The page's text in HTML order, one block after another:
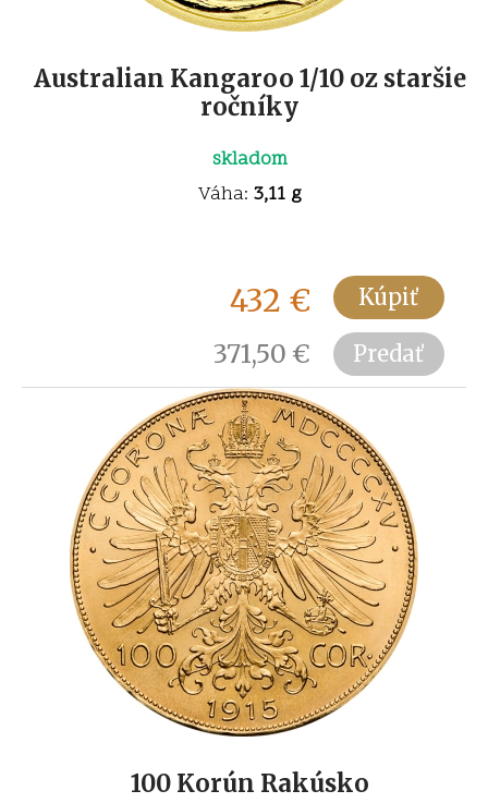
Australian Kangaroo 1/10 oz staršie
ročníky
skladom
Váha: 3,11 g
432 €
371,50 €
Kúpiť
Predať
100 Korún Rakúsko